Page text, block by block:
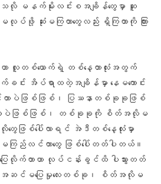
ေရှိသလို မနက်မိုးလင်းစအချိန်တွေမှာ ဆူ
မလုပ်ဖို့ ဆုံးမကြတာတွေလည်း ရှိကြတာကို ကြား
လူတစ်ယောက်ရဲ့ တစ်နေ့တာလုံးအတွက်
ခင်း အိပ်ရာထတဲ့အချိန်မှာ နေမကောင်း
င်းတာပဲဖြစ်ဖြစ်၊ ပြဿနာတစ်ခုခုဖြစ်
တာပဲဖြစ်ဖြစ်၊ တစ်ခုခုကို စိတ်အလိုမ
ေဖြစ်ပေါ်လာရင် အဲဒီတစ်နေ့လုံးမှာ
ကြည်လင်တာတွေ ဖြစ်ပေါ်တတ်ပါတယ်။
ေလိုက်တာဟာ လုပ်ငန်းခွင်ထိ ပါသွားတတ်
ဆင်မပြေမှုလေးတစ်ခု၊ စိတ်အလိုမ